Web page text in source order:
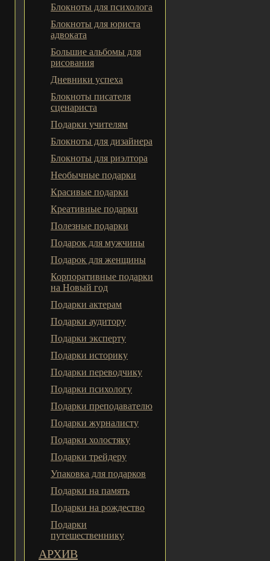
Блокноты для психолога
Блокноты для юриста
адвоката
Большие альбомы для
рисования
Дневники успеха
Блокноты писателя
сценариста
Подарки учителям
Блокноты для дизайнера
Блокноты для риэлтора
Необычные подарки
Красивые подарки
Креативные подарки
Полезные подарки
Подарок для мужчины
Подарок для женщины
Корпоративные подарки
на Новый год
Подарки актерам
Подарки аудитору
Подарки эксперту
Подарки историку
Подарки переводчику
Подарки психологу
Подарки преподавателю
Подарки журналисту
Подарки холостяку
Подарки трейдеру
Упаковка для подарков
Подарки на память
Подарки на рождество
Подарки
путешественнику
АРХИВ